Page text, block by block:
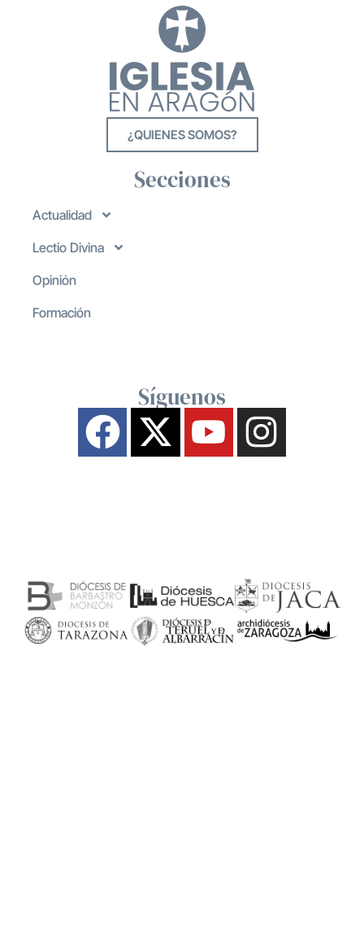
¿QUIENES SOMOS?
Secciones
Actualidad
Lectio Divina
Opinión
Formación
Síguenos